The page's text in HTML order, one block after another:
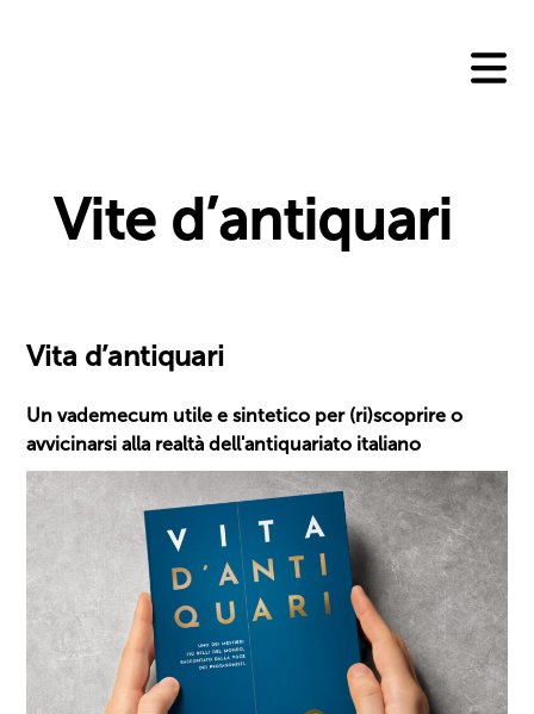
Vite d’antiquari
Vita d’antiquari
Un vademecum utile e sintetico per (ri)scoprire o
avvicinarsi alla realtà dell'antiquariato italiano